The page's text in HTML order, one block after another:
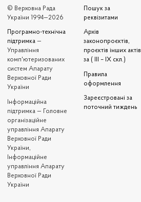
© Верховна Рада
України 1994—2026
Програмно-технічна
підтримка —
Управління
комп'ютеризованих
систем Апарату
Верховної Ради
України
Iнформаційна
підтримка — Головне
організаційне
управління Апарату
Верховної Ради
України,
Інформаційне
управління Апарату
Верховної Ради
України
Пошук за
реквізитами
Архів
законопроєктів,
проєктів інших актів
за ( III – IX скл.)
Правила
оформлення
Зареєстровані за
поточний тиждень